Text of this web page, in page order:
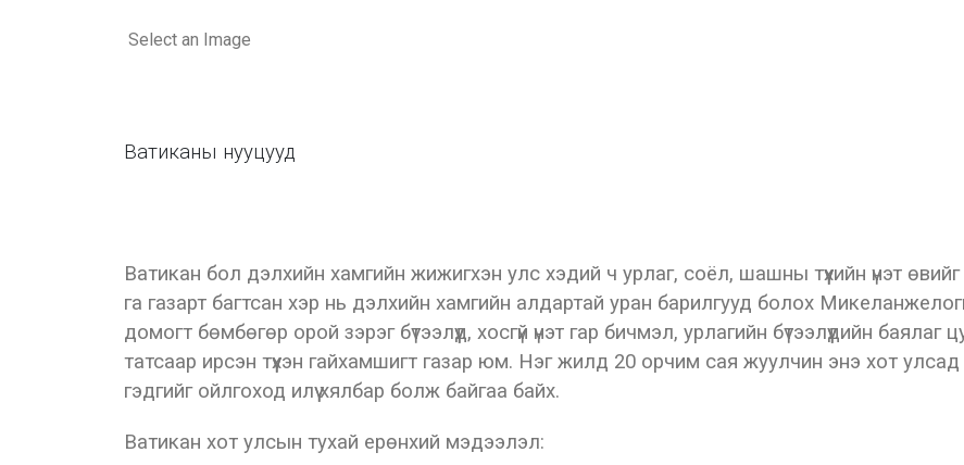
Select an Image
Ватиканы нууцууд
Ватикан бол дэлхийн хамгийн жижигхэн улс хэдий ч урлаг, соёл, шашны түүхийн үнэт
га газарт багтсан хэр нь дэлхийн хамгийн алдартай уран барилгууд болох
домогт бөмбөгөр орой зэрэг бүтээлүүд, хосгүй үнэт гар бичмэл, урлагийн бүтээлүүдийн баялаг
татсаар ирсэн түүхэн гайхамшигт газар юм. Нэг жилд 20 орчим сая жуулчин энэ хот
гэдгийг ойлгоход илүү хялбар болж байгаа байх.
Ватикан хот улсын тухай ерөнхий мэдээлэл: